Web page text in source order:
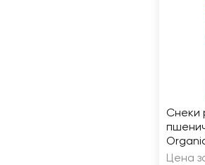
Снеки
банан,
Цена